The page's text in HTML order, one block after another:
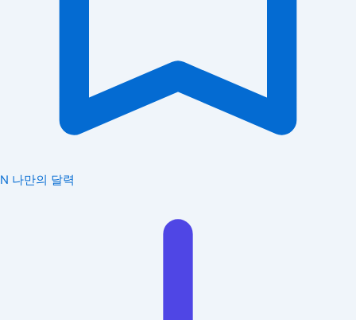
N 나만의 달력